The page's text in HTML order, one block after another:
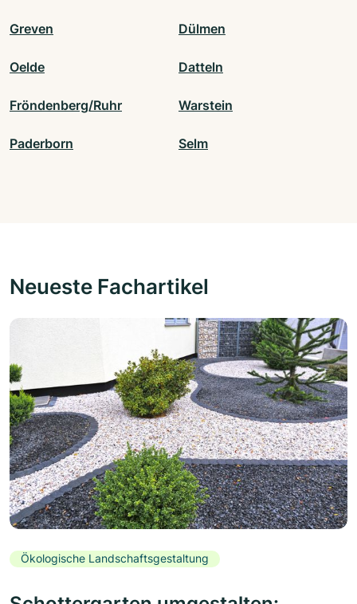
Greven Dülmen
Oelde Datteln
Fröndenberg/Ruhr Warstein
Paderborn Selm
Neueste Fachartikel
Ökologische Landschaftsgestaltung